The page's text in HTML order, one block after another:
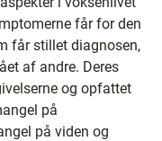
får for den
får stillet diagnosen,
af andre. Deres
og opfattet
på
på viden og